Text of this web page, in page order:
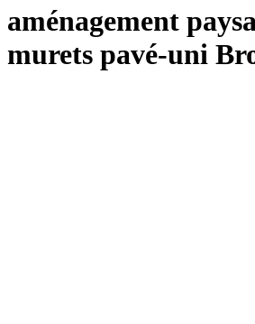
aménagement
murets pavé-uni